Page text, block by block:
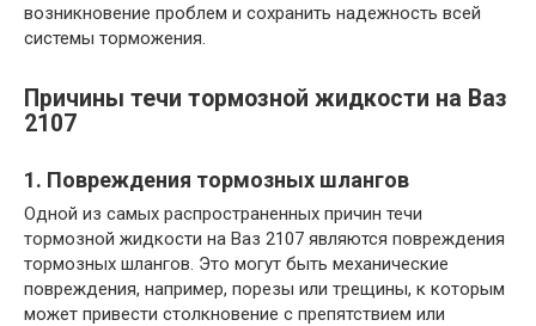
возникновение проблем и сохранить надежность всей
системы торможения.
Причины течи тормозной жидкости на Ваз
2107
1. Повреждения тормозных шлангов
Одной из самых распространенных причин течи
тормозной жидкости на Ваз 2107 являются повреждения
тормозных шлангов. Это могут быть механические
повреждения, например, порезы или трещины, к которым
может привести столкновение с препятствием или